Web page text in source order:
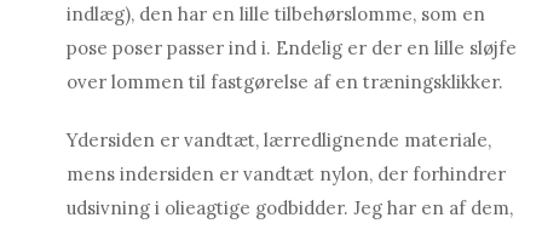
indlæg), den har en lille tilbehørslomme, som en
pose poser passer ind i. Endelig er der en lille sløjfe
over lommen til fastgørelse af en træningsklikker.
Ydersiden er vandtæt, lærredlignende materiale,
mens indersiden er vandtæt nylon, der forhindrer
udsivning i olieagtige godbidder. Jeg har en af ​​dem,